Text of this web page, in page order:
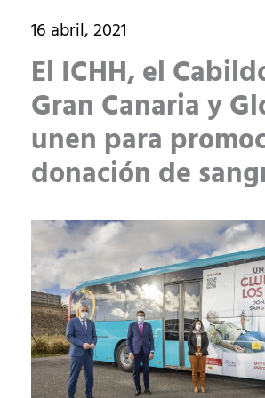
16 abril, 2021
El ICHH, el
Gran Canaria y
unen para
donación de